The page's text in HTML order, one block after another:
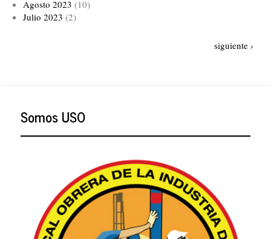
Agosto 2023 (10)
Julio 2023 (2)
Siguiente
siguiente ›
Somos USO